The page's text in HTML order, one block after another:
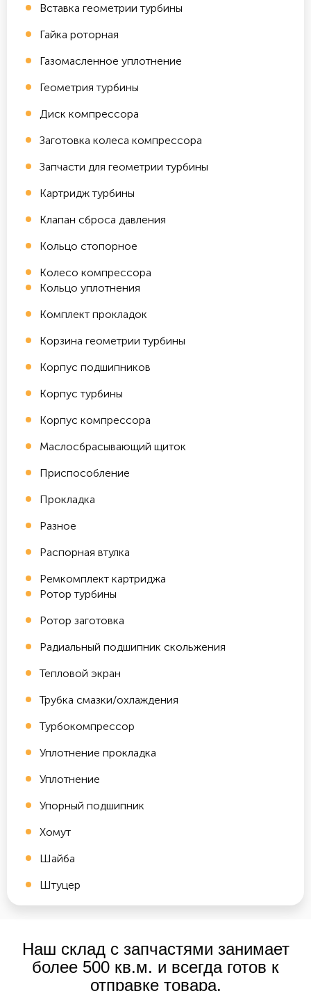
Вставка геометрии турбины
Гайка роторная
Газомасленное уплотнение
Геометрия турбины
Диск компрессора
Заготовка колеса компрессора
Запчасти для геометрии турбины
Картридж турбины
Клапан сброса давления
Кольцо стопорное
Колесо компрессора
Кольцо уплотнения
Комплект прокладок
Корзина геометрии турбины
Корпус подшипников
Корпус турбины
Корпус компрессора
Маслосбрасывающий щиток
Приспособление
Прокладка
Разное
Распорная втулка
Ремкомплект картриджа
Ротор турбины
Ротор заготовка
Радиальный подшипник скольжения
Тепловой экран
Трубка смазки/охлаждения
Турбокомпрессор
Уплотнение прокладка
Уплотнение
Упорный подшипник
Хомут
Шайба
Штуцер
Наш склад с запчастями занимает
более 500 кв.м. и всегда готов к
отправке товара.